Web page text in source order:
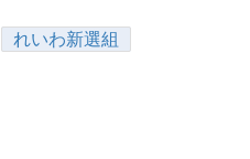
れいわ新選組